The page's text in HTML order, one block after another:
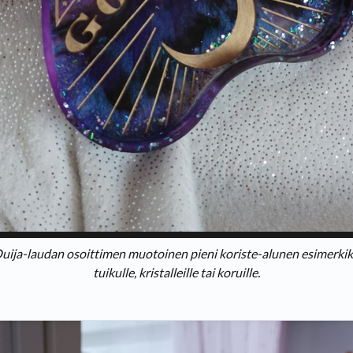
laudan osoittimen muotoinen pieni koriste-alunen
tuikulle, kristalleille tai koruille.